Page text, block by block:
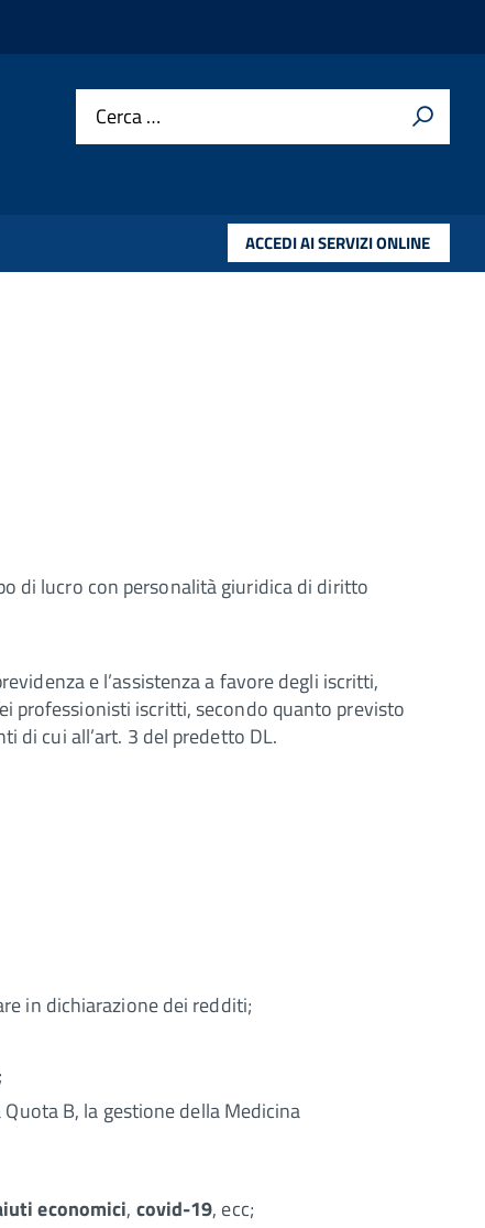
Cerca …
ACCEDI AI SERVIZI ONLINE
di lucro con personalità giuridica di diritto
e l’assistenza a favore degli iscritti,
professionisti iscritti, secondo quanto previsto
di cui all’art. 3 del predetto DL.
in dichiarazione dei redditi;
B, la gestione della Medicina
economici, covid-19, ecc;